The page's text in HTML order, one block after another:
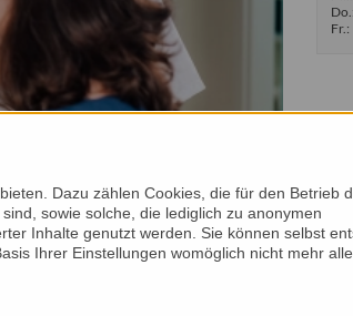
Do.:
Fr.:
Dazu zählen Cookies, die für den Betrieb
sowie solche, die lediglich zu anonymen
Inhalte genutzt werden. Sie können selbst
Ihrer Einstellungen womöglich nicht mehr alle